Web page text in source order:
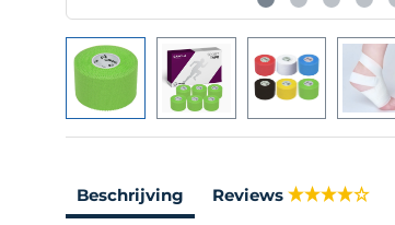
Beschrijving Reviews